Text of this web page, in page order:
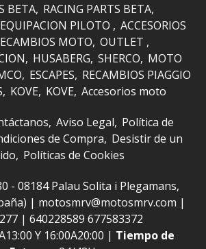
BETA RACING PARTS BETA
EQUIPACION PILOTO
ACCESORIOS
MOTO OUTLET
HUSABERG SHERCO MOTO
ESCAPES RECAMBIOS PIAGGIO
KOVE KOVE Accesorios moto
Aviso Legal Política de
de Compra Desistir de un
Políticas de Cookies
- 08184 Palau Solita i Plegamans,
| motosmrv@motosmrv.com |
| 640228589 677583372
Y 16:00A20:00 | Tiempo de